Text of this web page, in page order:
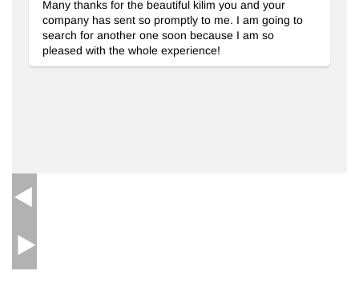
Many thanks for the beautiful kilim you and your
company has sent so promptly to me. I am going to
search for another one soon because I am so
pleased with the whole experience!